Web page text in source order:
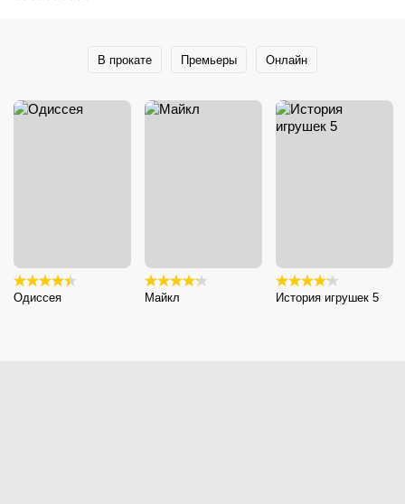
В прокате Премьеры Онлайн
Одиссея Майкл История игрушек 5